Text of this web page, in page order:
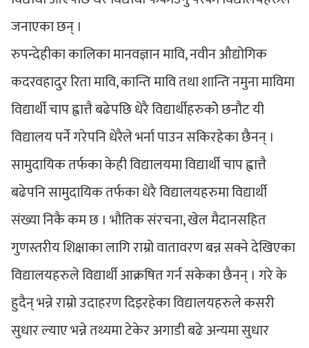
जनाएका छन् ।
रुपन्देहीका कालिका मानवज्ञान मावि, नवीन औद्योगिक
कदरवहादुर रिता मावि, कान्ति मावि तथा शान्ति नमुना माविमा
विद्यार्थी चाप ह्वात्तै बढेपछि धेरै विद्यार्थीहरुकोे छनौट यी
विद्यालय पर्ने गरेपनि धेरैले भर्ना पाउन सकिरहेका छैनन् ।
सामुदायिक तर्फका केही विद्यालयमा विद्यार्थी चाप ह्वात्तै
बढेपनि सामुदायिक तर्फका धेरै विद्यालयहरुमा विद्यार्थी
संख्या निकै कम छ । भौतिक संरचना, खेल मैदानसहित
गुणस्तरीय शिक्षाका लागि राम्रो वातावरण बन्न सक्ने देखिएका
विद्यालयहरुले विद्यार्थी आक्रषित गर्न सकेका छैनन् । गरे के
हुदैन् भन्ने राम्रो उदाहरण दिइरहेका विद्यालयहरुले कसरी
सुधार ल्याए भन्ने तथ्यमा टेकेर अगाडी बढे अन्यमा सुधार